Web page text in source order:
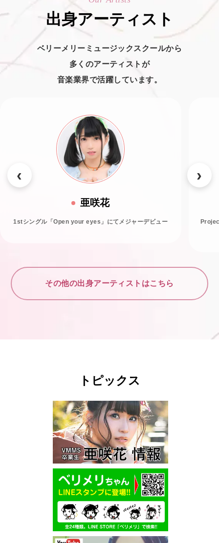
出身アーティスト
ベリーメリーミュージックスクールから
多くのアーティストが
音楽業界で活躍しています。
亜咲花
1stシングル「Open your eyes」にてメジャーデビュー
その他の出身アーティストはこちら
トピックス